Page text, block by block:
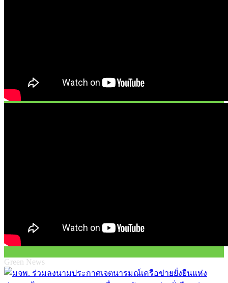
Green News